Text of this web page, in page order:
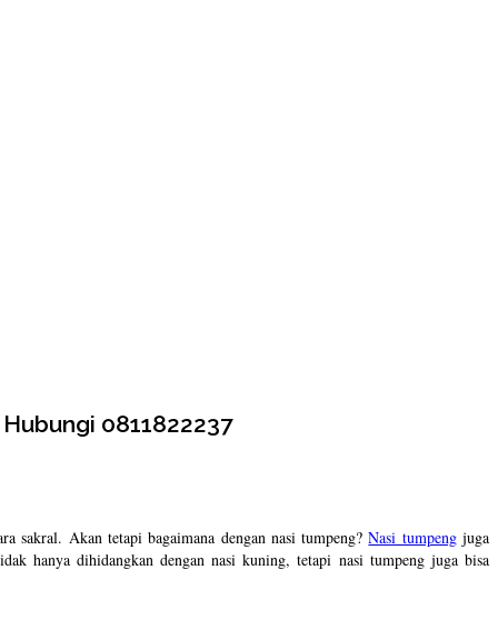
0811822237
sakral. Akan tetapi bagaimana dengan nasi tumpeng?Nasi tumpengjuga
hanya dihidangkan dengan nasi kuning, tetapi nasi tumpeng juga bisa